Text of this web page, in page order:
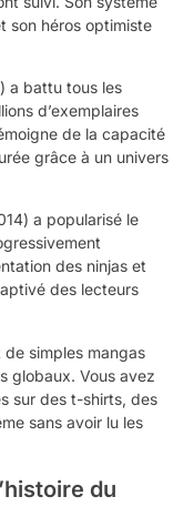
son héros optimiste
a battu tous les
d’exemplaires
de la capacité
grâce à un univers
a popularisé le
des ninjas et
des lecteurs
simples mangas
globaux. Vous avez
sur des t-shirts, des
sans avoir lu les
du